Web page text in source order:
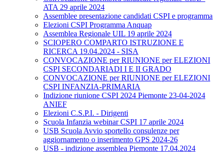
ATA 29 aprile 2024
Assemblee presentazione candidati CSPI e programma
Elezioni CSPI Programma Anquap
Assemblea Regionale UIL 19 aprile 2024
SCIOPERO COMPARTO ISTRUZIONE E
RICERCA 19.04.2024 - SISA
CONVOCAZIONE per RIUNIONE per ELEZIONI
CSPI SECONDARIADI I E II GRADO
CONVOCAZIONE per RIUNIONE per ELEZIONI
CSPI INFANZIA-PRIMARIA
Indizione riunione CSPI 2024 Piemonte 23-04-2024
ANIEF
Elezioni C.S.P.I. - Dirigenti
Scuola Infanzia webinar CSPI 17 aprile 2024
USB Scuola Avvio sportello consulenze per
aggiornamento o inserimento GPS 2024-26
USB - indizione assemblea Piemonte 17.04.2024